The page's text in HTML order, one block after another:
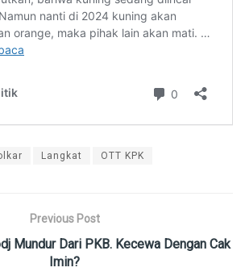
Langkat OTT KPK
Previous Post
Mundur Dari PKB. Kecewa Dengan Cak
Imin?